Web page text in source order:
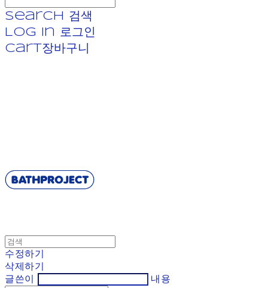
Search
검색
Log In
로그인
Cart장바구니
수정하기
삭제하기
글쓴이
내용